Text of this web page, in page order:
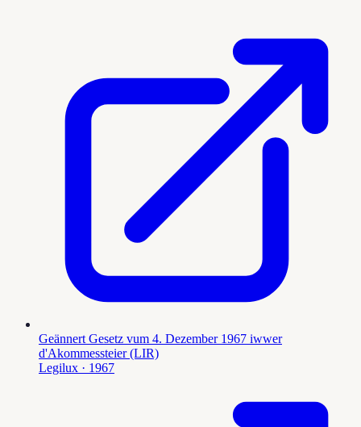
Geännert Gesetz vum 4. Dezember 1967 iwwer
d'Akommessteier (LIR)
Legilux · 1967